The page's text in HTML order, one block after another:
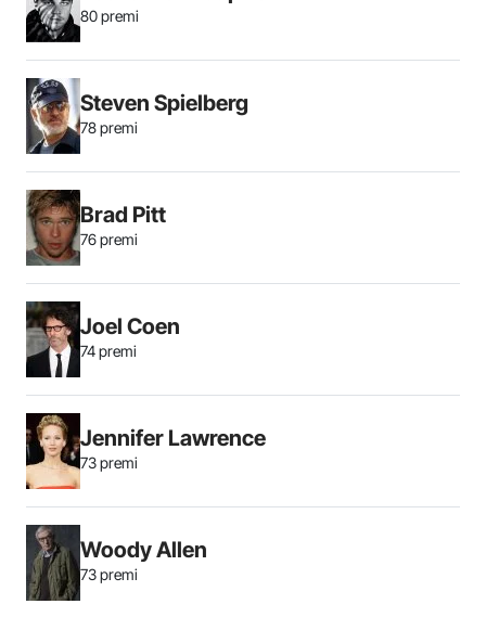
80 premi
Steven Spielberg
78 premi
Brad Pitt
76 premi
Joel Coen
74 premi
Jennifer Lawrence
73 premi
Woody Allen
73 premi